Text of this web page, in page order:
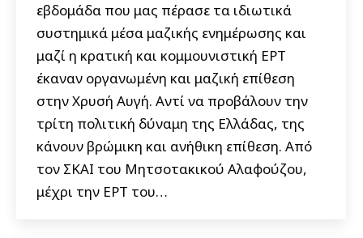
εβδομάδα που μας πέρασε τα ιδιωτικά
συστημικά μέσα μαζικής ενημέρωσης και
μαζί η κρατική και κομμουνιστική ΕΡΤ
έκαναν οργανωμένη και μαζική επίθεση
στην Χρυσή Αυγή. Αντί να προβάλουν την
τρίτη πολιτική δύναμη της Ελλάδας, της
κάνουν βρώμικη και ανήθικη επίθεση. Από
τον ΣΚΑΙ του Μητσοτακικού Αλαφούζου,
μέχρι την ΕΡΤ του…